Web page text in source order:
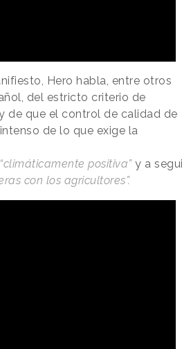
Hero habla, entre otros
del estricto criterio de
de que el control de calidad de
de lo que exige la
“climáticamente positiva” y a
con los agricultores”.